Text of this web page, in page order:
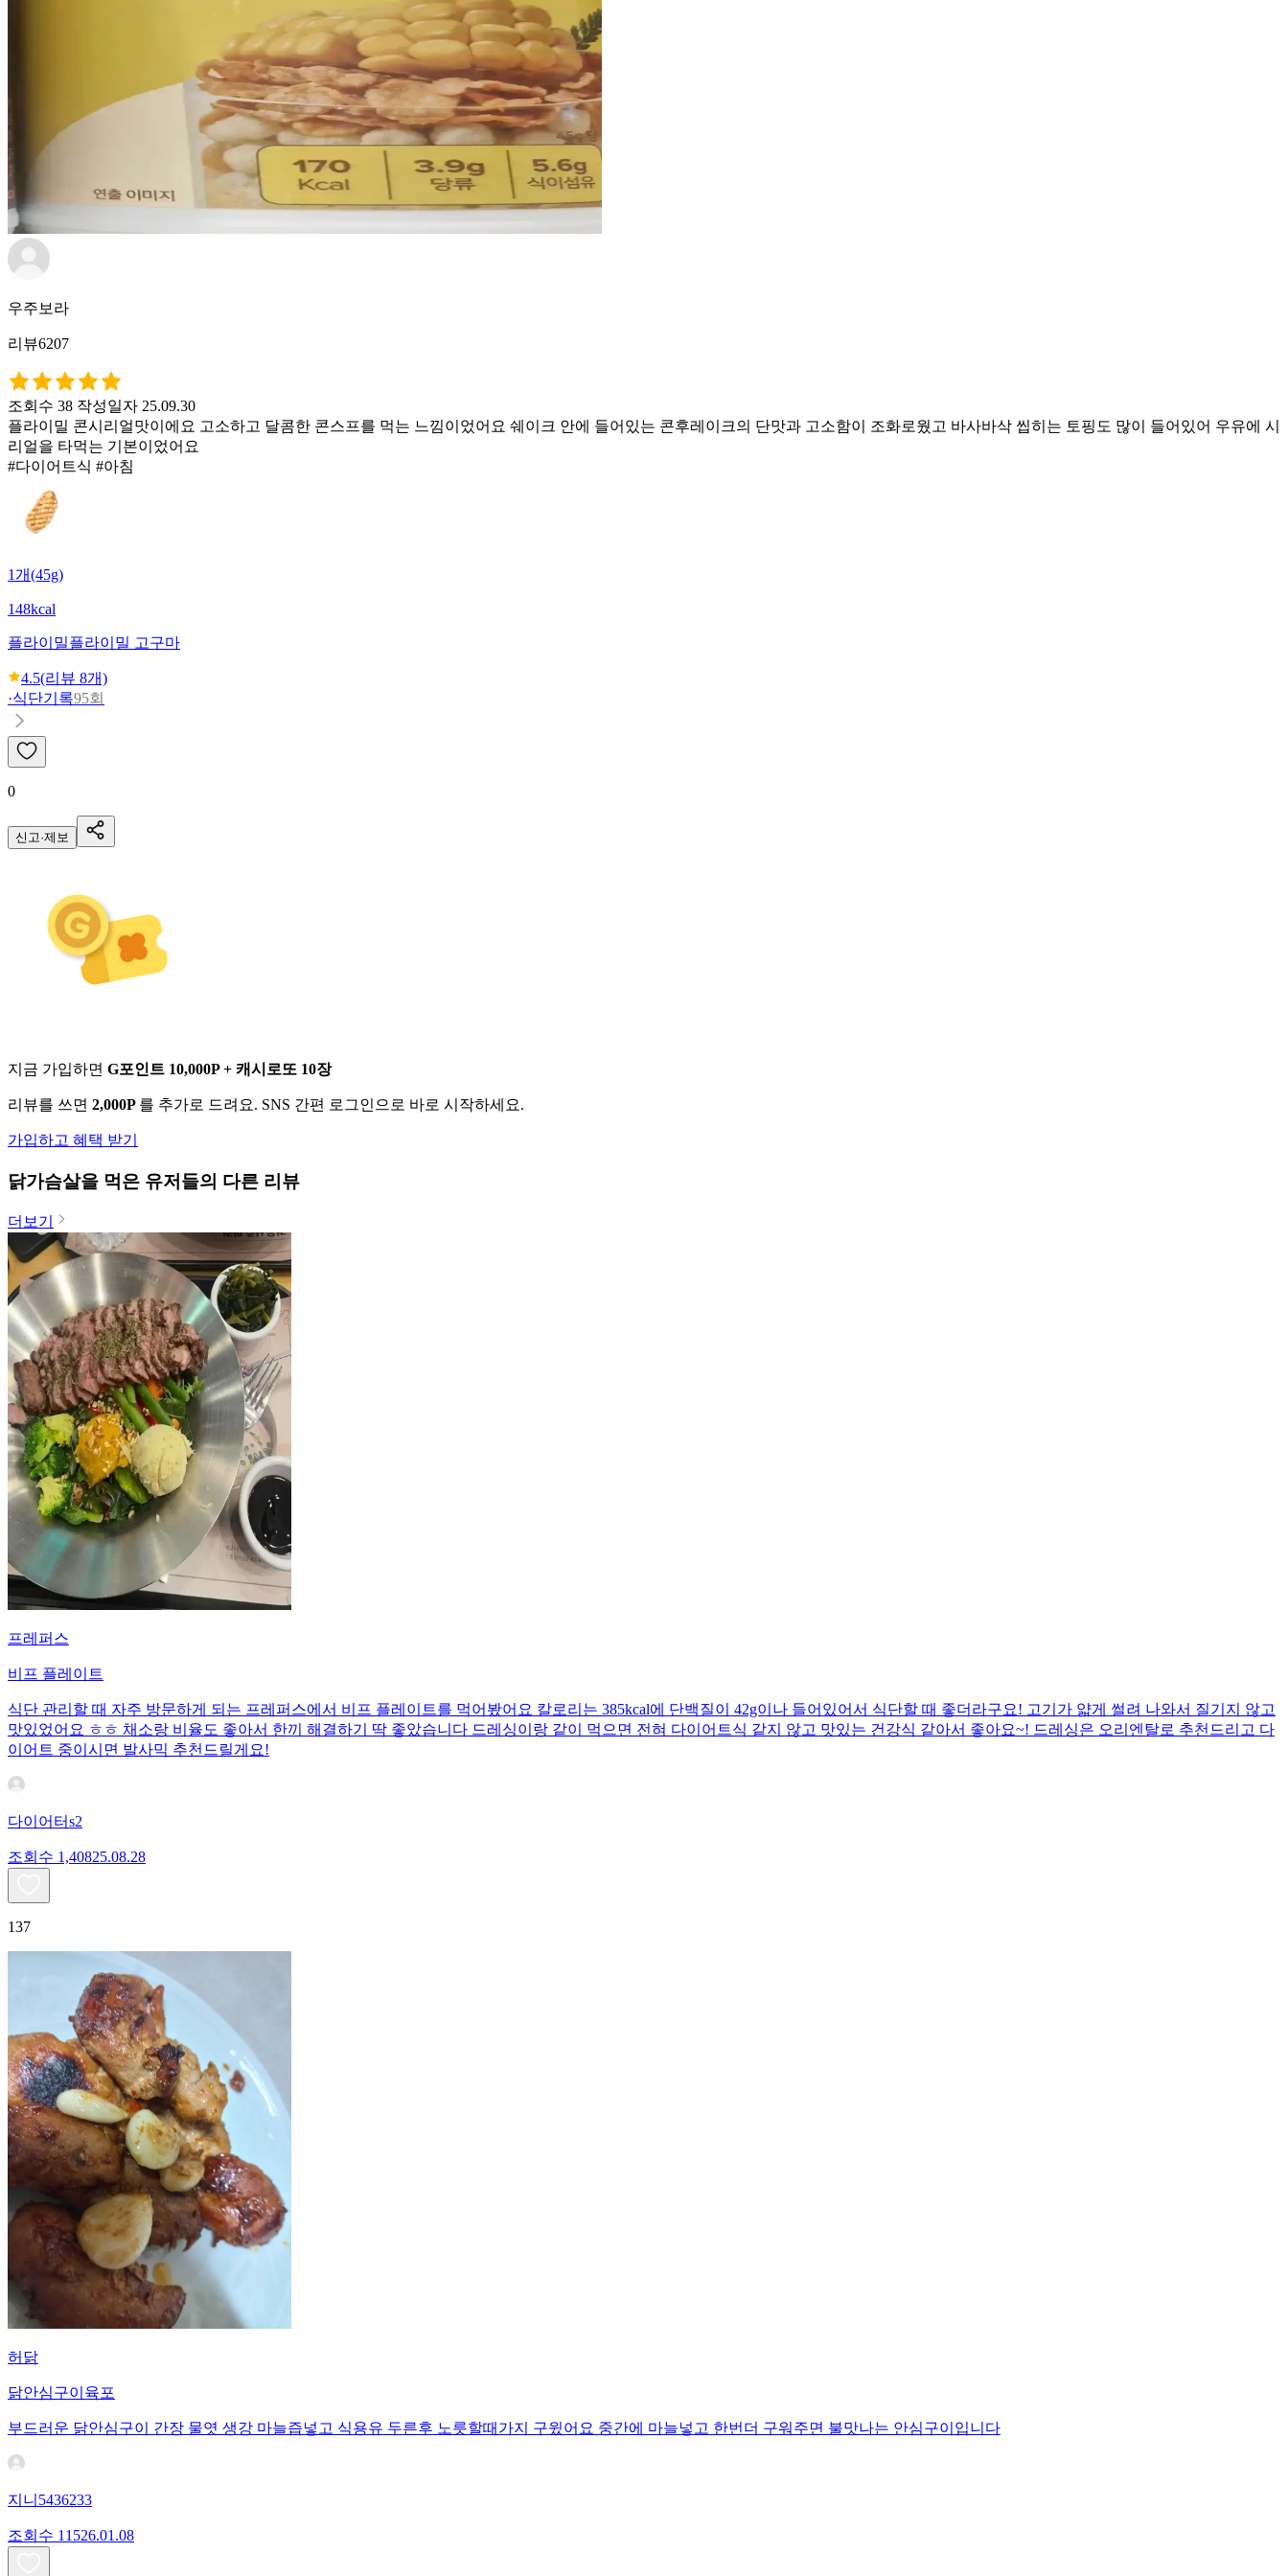
우주보라
리뷰6207
조회수 38 작성일자 25.09.30
플라이밀 콘시리얼맛이에요 고소하고 달콤한 콘스프를 먹는 느낌이었어요 쉐이크 안에 들어있는 콘후레이크의 단맛과 고소함이 조화로웠고 바사바삭 씹히는 토핑도 많이 들어있어 우유에 시
리얼을 타먹는 기본이었어요
#다이어트식 #아침
1개(45g)
148kcal
플라이밀플라이밀 고구마
4.5(리뷰 8개)
·식단기록95회
0
신고·제보
지금 가입하면 G포인트 10,000P + 캐시로또 10장
리뷰를 쓰면 2,000P 를 추가로 드려요. SNS 간편 로그인으로 바로 시작하세요.
가입하고 혜택 받기
닭가슴살을 먹은 유저들의 다른 리뷰
더보기
프레퍼스
비프 플레이트
식단 관리할 때 자주 방문하게 되는 프레퍼스에서 비프 플레이트를 먹어봤어요 칼로리는 385kcal에 단백질이 42g이나 들어있어서 식단할 때 좋더라구요! 고기가 얇게 썰려 나와서 질기지 않고
맛있었어요 ㅎㅎ 채소랑 비율도 좋아서 한끼 해결하기 딱 좋았습니다 드레싱이랑 같이 먹으면 전혀 다이어트식 같지 않고 맛있는 건강식 같아서 좋아요~! 드레싱은 오리엔탈로 추천드리고 다
이어트 중이시면 발사믹 추천드릴게요!
다이어터s2
조회수 1,40825.08.28
137
허닭
닭안심구이육포
부드러운 닭안심구이 간장 물엿 생강 마늘즙넣고 식용유 두른후 노릇할때가지 구윘어요 중간에 마늘넣고 한번더 구워주면 불맛나는 안심구이입니다
지니5436233
조회수 11526.01.08